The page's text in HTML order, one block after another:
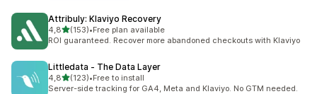
Attribuly: Klaviyo Recovery
4,85 yıldız üzerinden
(153)
toplam 153 değerlendirme
•Free plan available
ROI guaranteed. Recover more abandoned checkouts with Klaviyo
Littledata ‑ The Data Layer
4,85 yıldız üzerinden
(123)
toplam 123 değerlendirme
•Free to install
Server-side tracking for GA4, Meta and Klaviyo. No GTM needed.